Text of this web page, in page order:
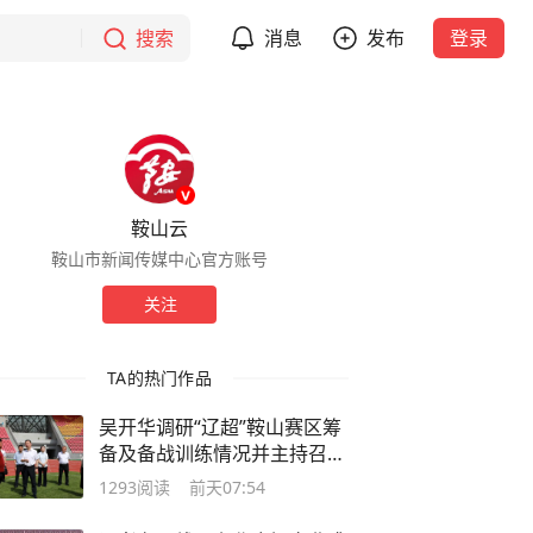
搜索 消息 发布 登录
鞍山云
鞍山市新闻传媒中心官方账号
关注
TA的热门作品
吴开华调研“辽超”鞍山赛区筹
备及备战训练情况并主持召开
座谈会
1293阅读 前天07:54